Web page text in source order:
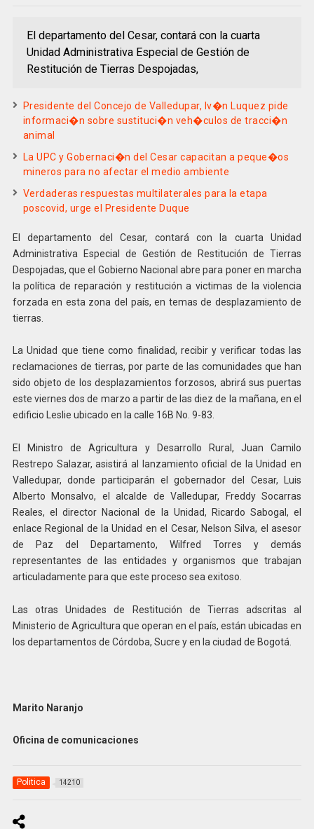
El departamento del Cesar, contará con la cuarta
Unidad Administrativa Especial de Gestión de
Restitución de Tierras Despojadas,
Presidente del Concejo de Valledupar, Iv�n Luquez pide
informaci�n sobre sustituci�n veh�culos de tracci�n
animal
La UPC y Gobernaci�n del Cesar capacitan a peque�os
mineros para no afectar el medio ambiente
Verdaderas respuestas multilaterales para la etapa
poscovid, urge el Presidente Duque
El departamento del Cesar, contará con la cuarta Unidad
Administrativa Especial de Gestión de Restitución de Tierras
Despojadas, que el Gobierno Nacional abre para poner en marcha
la política de reparación y restitución a victimas de la violencia
forzada en esta zona del país, en temas de desplazamiento de
tierras.
La Unidad que tiene como finalidad, recibir y verificar todas las
reclamaciones de tierras, por parte de las comunidades que han
sido objeto de los desplazamientos forzosos, abrirá sus puertas
este viernes dos de marzo a partir de las diez de la mañana, en el
edificio Leslie ubicado en la calle 16B No. 9-83.
El Ministro de Agricultura y Desarrollo Rural, Juan Camilo
Restrepo Salazar, asistirá al lanzamiento oficial de la Unidad en
Valledupar, donde participarán el gobernador del Cesar, Luis
Alberto Monsalvo, el alcalde de Valledupar, Freddy Socarras
Reales, el director Nacional de la Unidad, Ricardo Sabogal, el
enlace Regional de la Unidad en el Cesar, Nelson Silva, el asesor
de Paz del Departamento, Wilfred Torres y demás
representantes de las entidades y organismos que trabajan
articuladamente para que este proceso sea exitoso.
Las otras Unidades de Restitución de Tierras adscritas al
Ministerio de Agricultura que operan en el país, están ubicadas en
los departamentos de Córdoba, Sucre y en la ciudad de Bogotá.
Marito Naranjo
Oficina de comunicaciones
Politica 14210